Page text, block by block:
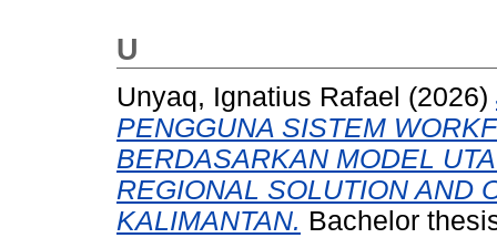
U
Unyaq, Ignatius Rafael (2026)
PENGGUNA SISTEM
BERDASARKAN MODEL
REGIONAL SOLUTION AND
KALIMANTAN. Bachelor